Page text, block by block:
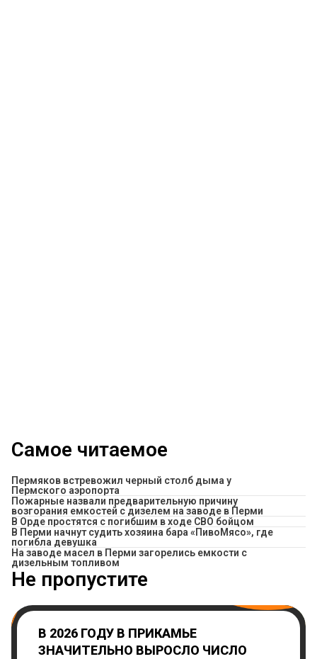
Самое читаемое
Пермяков встревожил черный столб дыма у
Пермского аэропорта
Пожарные назвали предварительную причину
возгорания емкостей с дизелем на заводе в Перми
В Орде простятся с погибшим в ходе СВО бойцом
​В Перми начнут судить хозяина бара «ПивоМясо», где
погибла девушка
На заводе масел в Перми загорелись емкости с
дизельным топливом
Не пропустите
В 2026 ГОДУ В ПРИКАМЬЕ
ЗНАЧИТЕЛЬНО ВЫРОСЛО ЧИСЛО